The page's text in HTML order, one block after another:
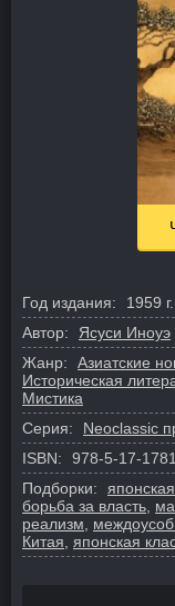
Год издания:
1959 г.
Автор:
Ясуси Иноуэ
Жанр:
Азиатские
Историческая
Мистика
Серия:
Neoclassic
ISBN:
978-5-17-
Подборки:
борьба за власть,
реализм,
Китая, японская